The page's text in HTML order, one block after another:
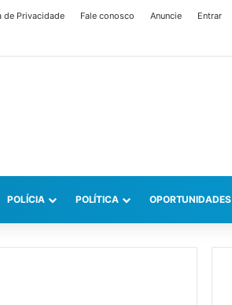
de Privacidade Fale conosco Anuncie Entrar
POLÍCIA POLÍTICA OPORTUNIDADES